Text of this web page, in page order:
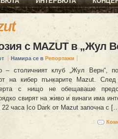
с MAZUT в „Жул
Намира се в Репортажи
– столичният клуб „Жул Верн“,
на кибер пънкарите Mazut. След
с нищо не обещаваше
свирят на живо и винаги има
часа Ico Dark от Mazut започна с